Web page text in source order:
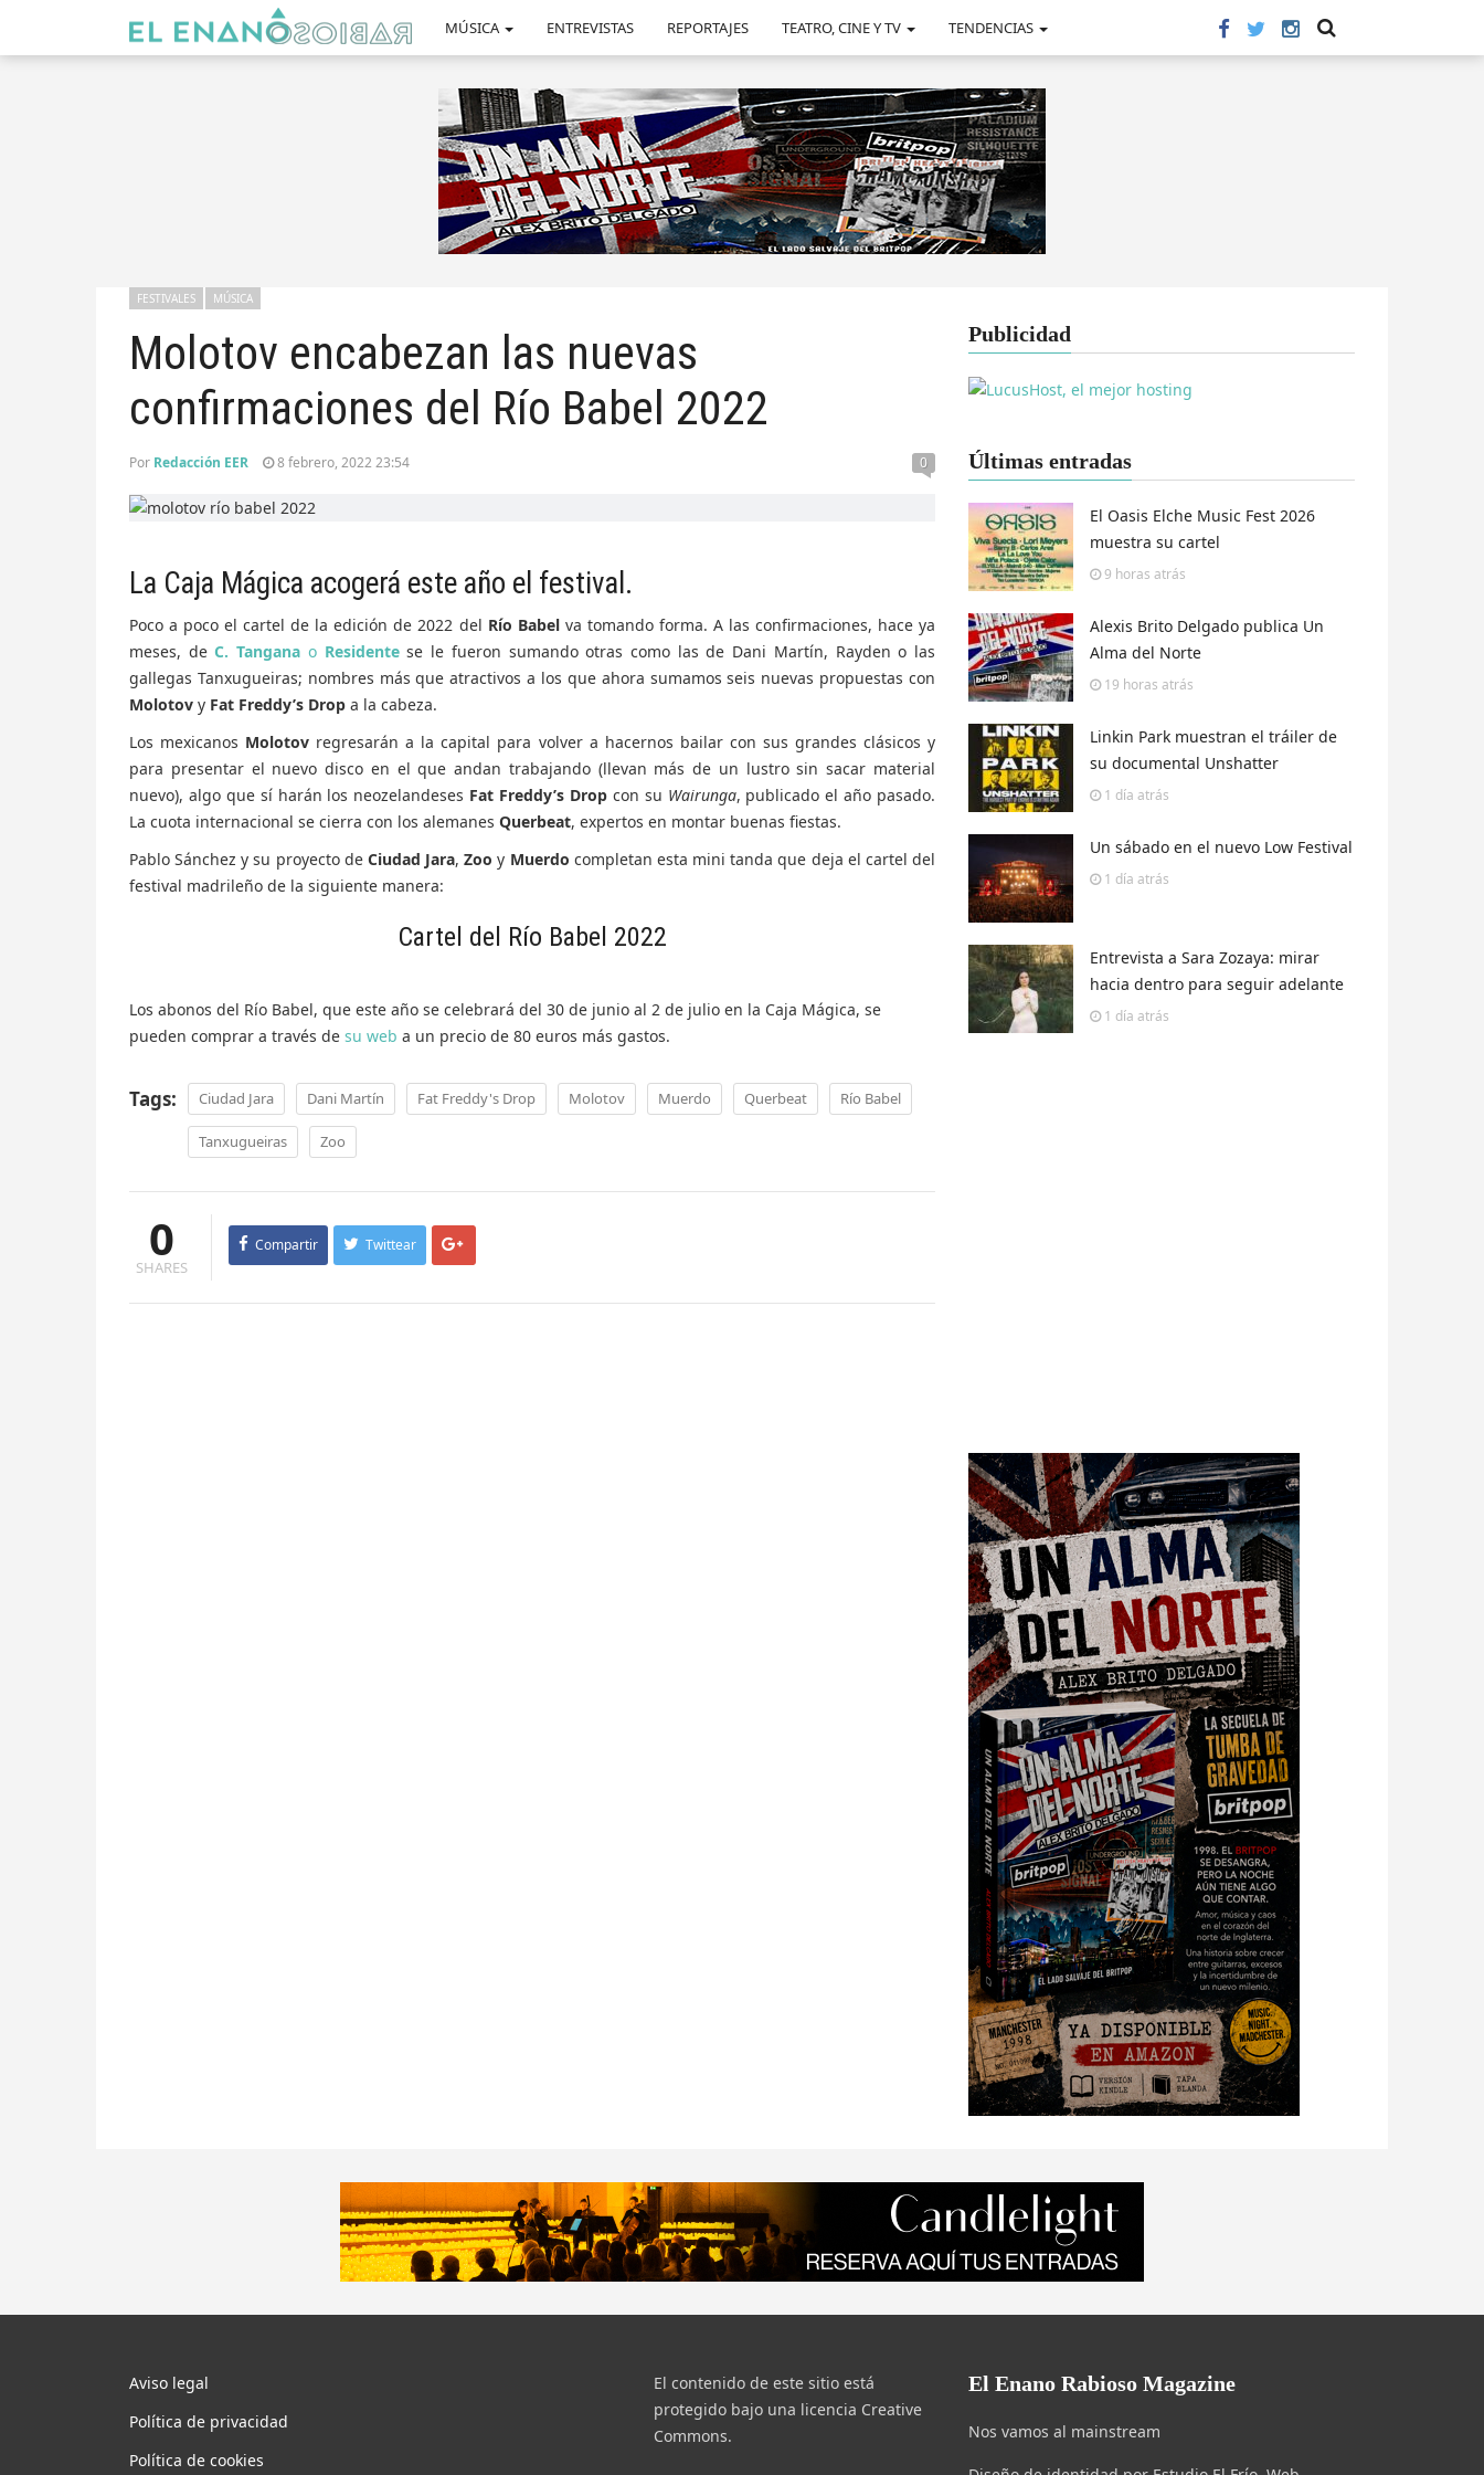
MÚSICA ENTREVISTAS REPORTAJES TEATRO, CINE Y TV TENDENCIAS
Molotov encabezan las nuevas
confirmaciones del Río Babel 2022
FESTIVALES MÚSICA
Por Redacción EER 8 febrero, 2022 23:54 0
La Caja Mágica acogerá este año el festival.
Poco a poco el cartel de la edición de 2022 del Río Babelva tomando forma. A las confirmaciones, hace ya
meses, deC. Tangana o Residentese le fueron sumando otras como las de Dani Martín, Rayden o las
gallegas Tanxugueiras; nombres más que atractivos a los que ahora sumamos seis nuevas propuestas con
Molotov y Fat Freddy’s Drop a la cabeza.
Los mexicanos Molotov regresarán a la capital para volver a hacernos bailar con sus grandes clásicos y
para presentar el nuevo disco en el que andan trabajando (llevan más de un lustro sin sacar material
nuevo), algo que sí harán los neozelandeses Fat Freddy’s Dropcon su Wairunga, publicado el año pasado.
La cuota internacional se cierra con los alemanes Querbeat, expertos en montar buenas fiestas.
Pablo Sánchez y su proyecto de Ciudad Jara,Zoo y Muerdo completan esta mini tanda que deja el cartel del
festival madrileño de la siguiente manera:
Cartel del Río Babel 2022
Los abonos del Río Babel, que este año se celebrará del 30 de junio al 2 de julio en la Caja Mágica, se
pueden comprar a través de su web a un precio de 80 euros más gastos.
Tags: Ciudad Jara Dani Martín Fat Freddy's Drop Molotov Muerdo Querbeat Río Babel
Tanxugueiras Zoo
0
SHARES
Compartir Twittear
Publicidad
Últimas entradas
El Oasis Elche Music Fest 2026
muestra su cartel
9 horas atrás
Alexis Brito Delgado publica Un
Alma del Norte
19 horas atrás
Linkin Park muestran el tráiler de
su documental Unshatter
1 día atrás
Un sábado en el nuevo Low Festival
1 día atrás
Entrevista a Sara Zozaya: mirar
hacia dentro para seguir adelante
1 día atrás
Aviso legal
Política de privacidad
Política de cookies
El contenido de este sitio está
protegido bajo una licencia Creative
Commons.
El Enano Rabioso Magazine
Nos vamos al mainstream